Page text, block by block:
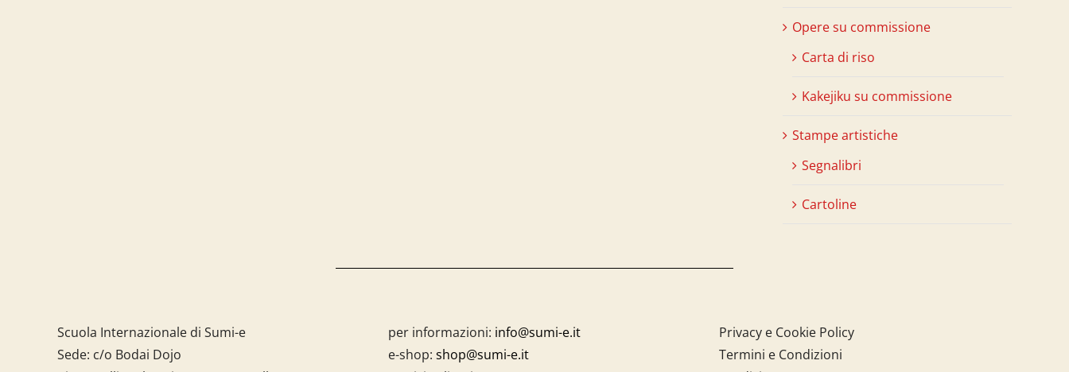
Opere su commissione
Carta di riso
Kakejiku su commissione
Stampe artistiche
Segnalibri
Cartoline
Scuola Internazionale di Sumi-e
Sede: c/o Bodai Dojo
per informazioni: info@sumi-e.it
e-shop: shop@sumi-e.it
Privacy e Cookie Policy
Termini e Condizioni